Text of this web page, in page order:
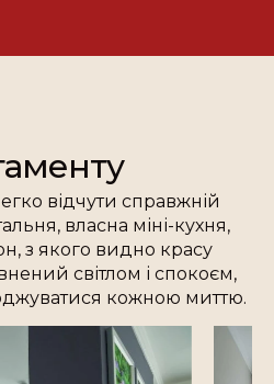
відчути справжній
власна міні-кухня,
з якого видно красу
світлом і спокоєм,
кожною миттю.